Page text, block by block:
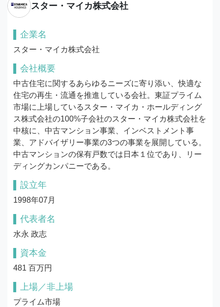
スター・マイカ株式会社
企業名
スター・マイカ株式会社
会社概要
中古住宅に関するあらゆるニーズに寄り添い、快適な
住宅の再生・流通を推進している会社。東証プライム
市場に上場しているスター・マイカ・ホールディング
ス株式会社の100%子会社のスター・マイカ株式会社を
中核に、中古マンション事業、インベストメント事
業、アドバイザリー事業の3つの事業を展開している。
中古マンションの保有戸数では日本１位であり、リー
ディングカンパニーである。
設立年
1998年07月
代表者名
水永 政志
資本金
481 百万円
上場／非上場
プライム市場